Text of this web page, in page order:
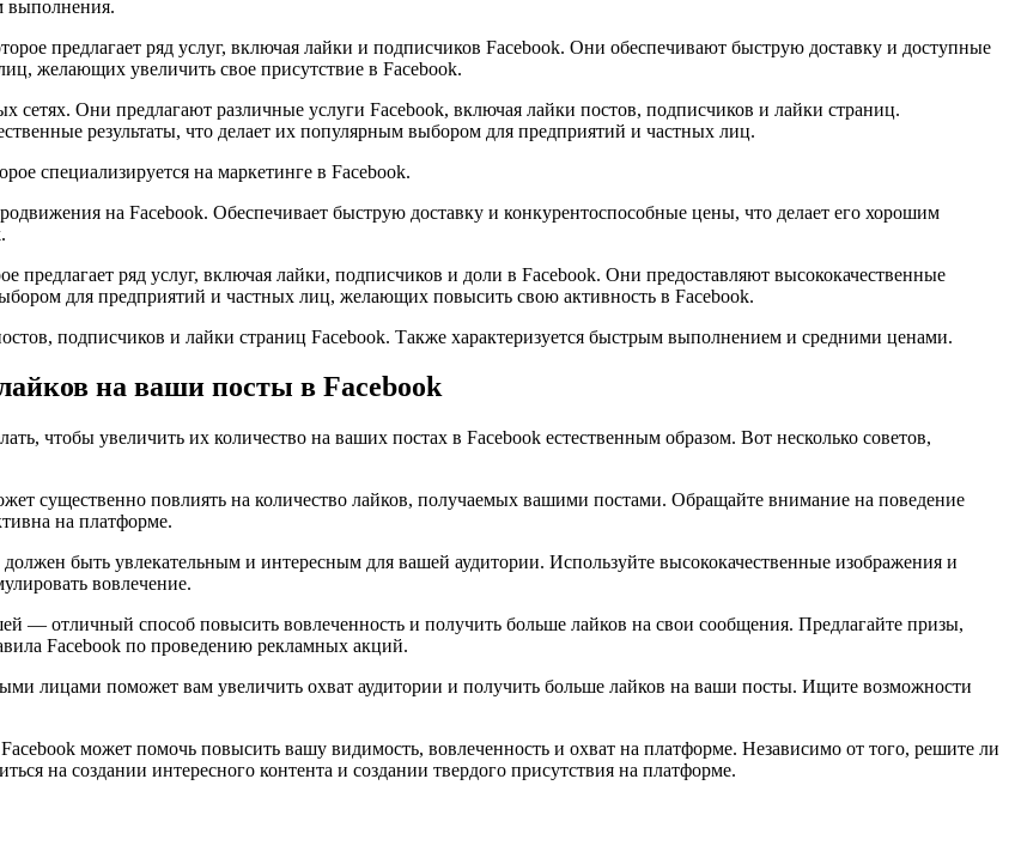
выполнения.
предлагает ряд услуг, включая лайки и подписчиков Facebook. Они обеспечивают быструю доставку и доступные
желающих увеличить свое присутствие в Facebook.
Они предлагают различные услуги Facebook, включая лайки постов, подписчиков и лайки страниц.
результаты, что делает их популярным выбором для предприятий и частных лиц.
специализируется на маркетинге в Facebook.
на Facebook. Обеспечивает быструю доставку и конкурентоспособные цены, что делает его хорошим
предлагает ряд услуг, включая лайки, подписчиков и доли в Facebook. Они предоставляют высококачественные
для предприятий и частных лиц, желающих повысить свою активность в Facebook.
подписчиков и лайки страниц Facebook. Также характеризуется быстрым выполнением и средними ценами.
на ваши посты в Facebook
чтобы увеличить их количество на ваших постах в Facebook естественным образом. Вот несколько советов,
существенно повлиять на количество лайков, получаемых вашими постами. Обращайте внимание на поведение
на платформе.
быть увлекательным и интересным для вашей аудитории. Используйте высококачественные изображения и
вовлечение.
отличный способ повысить вовлеченность и получить больше лайков на свои сообщения. Предлагайте призы,
Facebook по проведению рекламных акций.
лицами поможет вам увеличить охват аудитории и получить больше лайков на ваши посты. Ищите возможности
может помочь повысить вашу видимость, вовлеченность и охват на платформе. Независимо от того, решите ли
на создании интересного контента и создании твердого присутствия на платформе.